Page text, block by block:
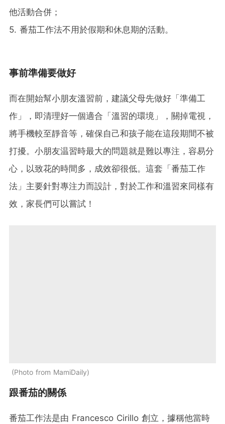
他活動合併；
5. 番茄工作法不用於假期和休息期的活動。
事前準備要做好
而在開始幫小朋友溫習前，建議父母先做好「準備工
作」，即清理好一個適合「溫習的環境」，關掉電視，
將手機較至靜音等，確保自己和孩子能在這段期間不被
打擾。小朋友温習時最大的問題就是難以專注，容易分
心，以致花的時間多，成效卻很低。這套「番茄工作
法」主要針對專注力而設計，對於工作和溫習來同樣有
效，家長們可以嘗試！
Photo from MamiDaily
跟番茄的關係
番茄工作法是由 Francesco Cirillo 創立，據稱他當時